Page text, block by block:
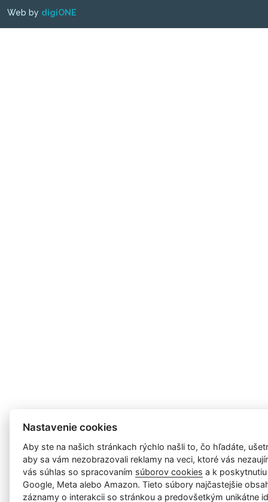
Web by digiONE
Nastavenie cookies
Aby ste na našich stránkach rýchlo našli to, čo hľadáte,
aby sa vám nezobrazovali reklamy na veci, ktoré vás
vás súhlas so spracovaním súborov cookies a k
Google, Meta alebo Amazon. Tieto súbory najčastejšie
záznamy o interakcii so stránkou a predovšetkým unikátne